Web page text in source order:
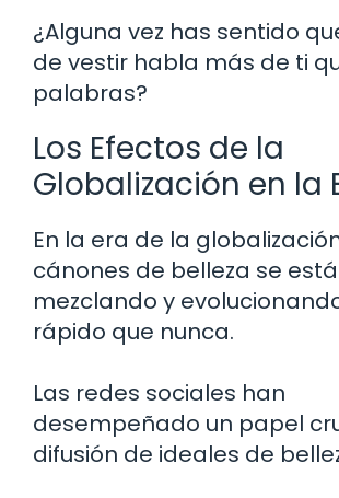
¿Alguna vez has sentido
de vestir habla más de ti
palabras?
Los Efectos de la
Globalización en la
En la era de la
cánones de belleza se
mezclando y
rápido que nunca.
Las redes sociales han
desempeñado un papel
difusión de ideales de